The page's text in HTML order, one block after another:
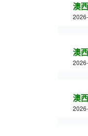
澳
澳
澳